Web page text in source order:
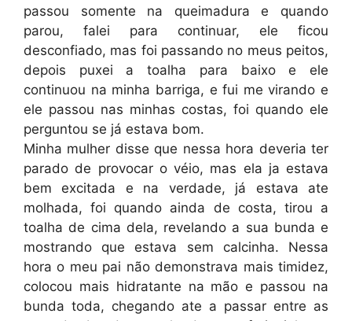
passou somente na queimadura e quando
parou, falei para continuar, ele ficou
desconfiado, mas foi passando no meus peitos,
depois puxei a toalha para baixo e ele
continuou na minha barriga, e fui me virando e
ele passou nas minhas costas, foi quando ele
perguntou se já estava bom.
Minha mulher disse que nessa hora deveria ter
parado de provocar o véio, mas ela ja estava
bem excitada e na verdade, já estava ate
molhada, foi quando ainda de costa, tirou a
toalha de cima dela, revelando a sua bunda e
mostrando que estava sem calcinha. Nessa
hora o meu pai não demonstrava mais timidez,
colocou mais hidratante na mão e passou na
bunda toda, chegando ate a passar entre as